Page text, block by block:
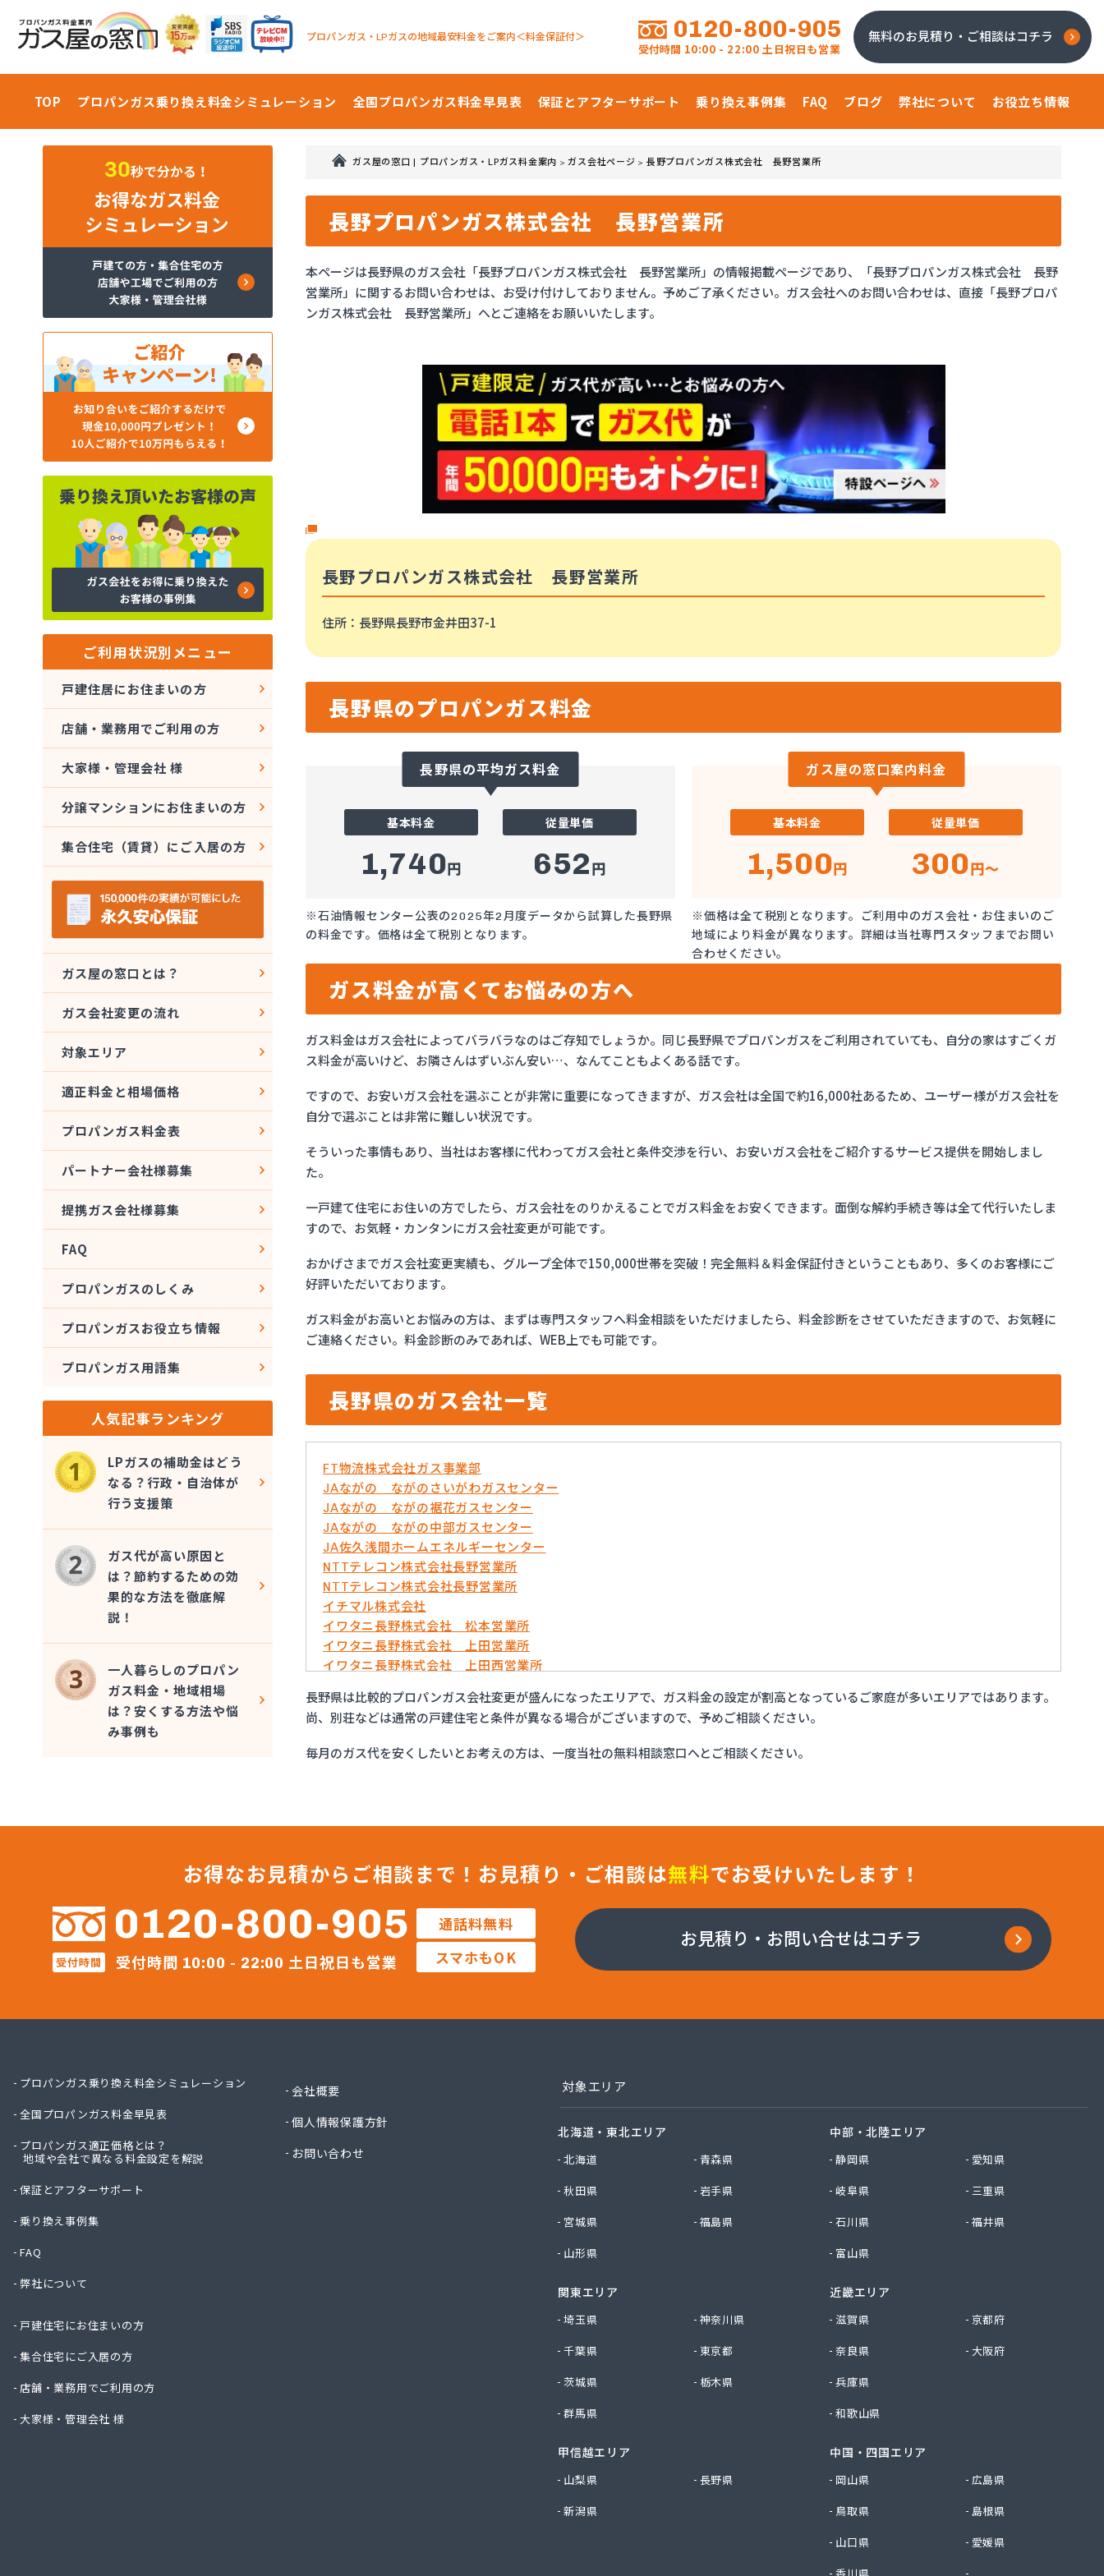
プロパンガス・LPガスの地域最安料金をご案内＜料金保証付＞ 0120-800-905
受付時間 10:00 - 22:00 土日祝日も営業
無料のお見積り・ご相談はコチラ
TOP プロパンガス乗り換え料金シミュレーション 全国プロパンガス料金早見表 保証とアフターサポート 乗り換え事例集 FAQ ブログ 弊社について お役立ち情報
ガス屋の窓口 | プロパンガス・LPガス料金案内 >ガス会社ページ > 長野プロパンガス株式会社 長野営業所
長野プロパンガス株式会社 長野営業所
本ページは長野県のガス会社「長野プロパンガス株式会社 長野営業所」の情報掲載ページであり、「長野プロパンガス株式会社 長野
営業所」に関するお問い合わせは、お受け付けしておりません。予めご了承ください。ガス会社へのお問い合わせは、直接「長野プロパ
ンガス株式会社 長野営業所」へとご連絡をお願いいたします。
長野プロパンガス株式会社 長野営業所
住所 ：長野県長野市金井田37-1
長野県のプロパンガス料金
長野県の平均ガス料金
基本料金
1,740円
従量単価
652円
※石油情報センター公表の2025年2月度データから試算した長野県
の料金です。価格は全て税別となります。
ガス屋の窓口案内料金
基本料金
1,500円
従量単価
300円～
※価格は全て税別となります。ご利用中のガス会社・お住まいのご
地域により料金が異なります。詳細は当社専門スタッフまでお問い
合わせください。
ガス料金が高くてお悩みの方へ
ガス料金はガス会社によってバラバラなのはご存知でしょうか。同じ長野県でプロパンガスをご利用されていても、自分の家はすごくガ
ス料金が高いけど、お隣さんはずいぶん安い…、なんてこともよくある話です。
ですので、お安いガス会社を選ぶことが非常に重要になってきますが、ガス会社は全国で約16,000社あるため、ユーザー様がガス会社を
自分で選ぶことは非常に難しい状況です。
そういった事情もあり、当社はお客様に代わってガス会社と条件交渉を行い、お安いガス会社をご紹介するサービス提供を開始しまし
た。
一戸建て住宅にお住いの方でしたら、ガス会社をのりかえることでガス料金をお安くできます。面倒な解約手続き等は全て代行いたしま
すので、お気軽・カンタンにガス会社変更が可能です。
おかげさまでガス会社変更実績も、グループ全体で150,000世帯を突破！完全無料＆料金保証付きということもあり、多くのお客様にご
好評いただいております。
ガス料金がお高いとお悩みの方は、まずは専門スタッフへ料金相談をいただけましたら、料金診断をさせていただきますので、お気軽に
ご連絡ください。料金診断のみであれば、WEB上でも可能です。
長野県のガス会社一覧
FT物流株式会社ガス事業部
JAながの ながのさいがわガスセンター
JAながの ながの裾花ガスセンター
JAながの ながの中部ガスセンター
JA佐久浅間ホームエネルギーセンター
NTTテレコン株式会社長野営業所
NTTテレコン株式会社長野営業所
イチマル株式会社
イワタニ長野株式会社 松本営業所
イワタニ長野株式会社 上田営業所
イワタニ長野株式会社 上田西営業所
イワタニ長野株式会社 長野営業所
エッソ・ガスセンター長野
ガスネット佐久
グリーン総備
サンリン株式会社 長野支店
サンリン株式会社 佐久支店
サンリン株式会社 松本支店
ミヤバラガス株式会社
安藤商店
伊丹産業株式会社 長野工場
伊丹産業株式会社 千曲営業所
岡谷酸素株式会社 長野営業所
岡谷酸素株式会社 長野南営業所
株式会社エナジー内山
株式会社ホームエネルギー長野 長野センター
長野県は比較的プロパンガス会社変更が盛んになったエリアで、ガス料金の設定が割高となっているご家庭が多いエリアではあります。
尚、別荘などは通常の戸建住宅と条件が異なる場合がございますので、予めご相談ください。
毎月のガス代を安くしたいとお考えの方は、一度当社の無料相談窓口へとご相談ください。
ご利用状況別メニュー
戸建住居にお住まいの方
店舗・業務用でご利用の方
大家様・管理会社 様
分譲マンションにお住まいの方
集合住宅（賃貸）にご入居の方
ガス屋の窓口とは？
ガス会社変更の流れ
対象エリア
適正料金と相場価格
プロパンガス料金表
パートナー会社様募集
提携ガス会社様募集
FAQ
プロパンガスのしくみ
プロパンガスお役立ち情報
プロパンガス用語集
人気記事ランキング
LPガスの補助金はどう
なる？行政・自治体が
行う支援策
ガス代が高い原因と
は？節約するための効
果的な方法を徹底解
説！
一人暮らしのプロパン
ガス料金・地域相場
は？安くする方法や悩
み事例も
お得なお見積からご相談まで！ お見積り・ご相談は無料でお受けいたします！
0120-800-905
受付時間 受付時間 10:00 - 22:00 土日祝日も営業
通話料無料
スマホもOK
お見積り・お問い合せはコチラ
プロパンガス乗り換え料金シミュレーション
全国プロパンガス料金早見表
プロパンガス適正価格とは？
地域や会社で異なる料金設定を解説
保証とアフターサポート
乗り換え事例集
FAQ
弊社について
戸建住宅にお住まいの方
集合住宅にご入居の方
店舗・業務用でご利用の方
大家様・管理会社 様
会社概要
個人情報保護方針
お問い合わせ
対象エリア
北海道・東北エリア
北海道
青森県
秋田県
岩手県
宮城県
福島県
山形県
関東エリア
埼玉県
神奈川県
千葉県
東京都
茨城県
栃木県
群馬県
甲信越エリア
山梨県
長野県
新潟県
中部・北陸エリア
静岡県
愛知県
岐阜県
三重県
石川県
福井県
富山県
近畿エリア
滋賀県
京都府
奈良県
大阪府
兵庫県
和歌山県
中国・四国エリア
岡山県
広島県
鳥取県
島根県
山口県
愛媛県